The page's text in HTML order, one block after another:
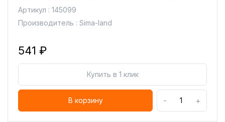
Артикул : 145099
Производитель : Sima-land
541 ₽
Купить в 1 клик
В корзину - +